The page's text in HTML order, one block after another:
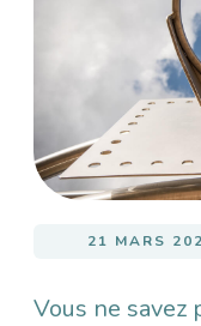
21 MARS
Vous ne savez